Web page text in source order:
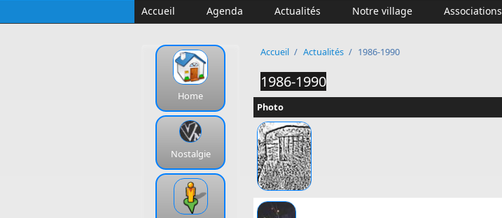
Accueil Agenda Actualités Notre village Associations
Home
Nostalgie
Accueil / Actualités / 1986-1990
1986-1990
Photo